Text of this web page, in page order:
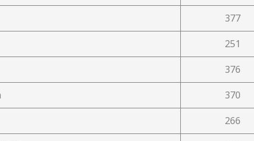
377
251
376
370
266